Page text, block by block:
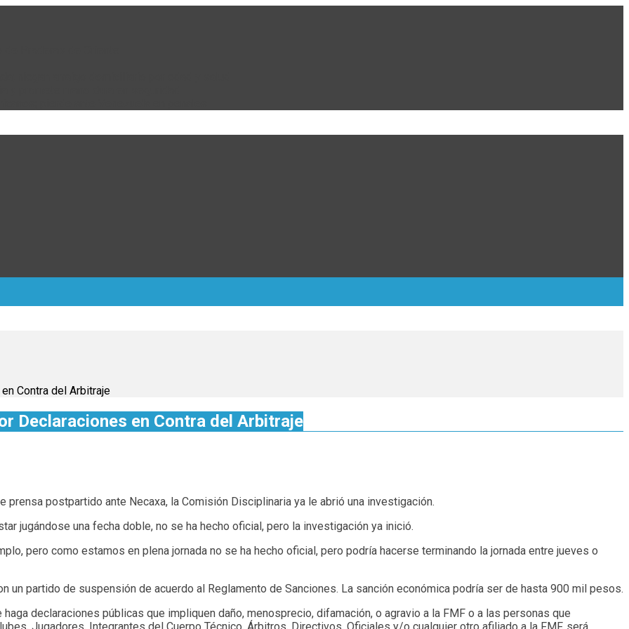
Contra del Arbitraje
Declaraciones en Contra del Arbitraje
prensa postpartido ante Necaxa, la Comisión Disciplinaria ya le abrió una investigación.
jugándose una fecha doble, no se ha hecho oficial, pero la investigación ya inició.
pero como estamos en plena jornada no se ha hecho oficial, pero podría hacerse terminando la jornada entre jueves o
un partido de suspensión de acuerdo al Reglamento de Sanciones. La sanción económica podría ser de hasta 900 mil pesos.
declaraciones públicas que impliquen daño, menosprecio, difamación, o agravio a la FMF o a las personas que